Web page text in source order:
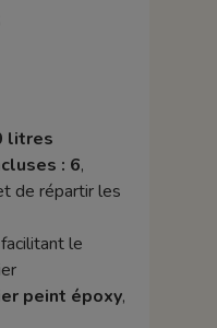
litres
: 6,
de répartir les
le
peint époxy,